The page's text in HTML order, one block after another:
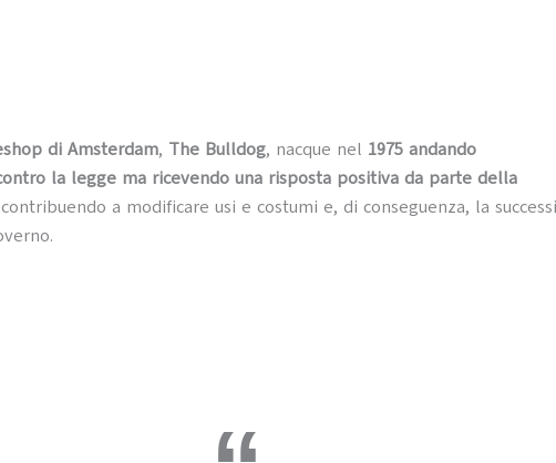
di Amsterdam, The Bulldog, nacque nel 1975 andando
la legge ma ricevendo una risposta positiva da parte della
a modificare usi e costumi e, di conseguenza, la